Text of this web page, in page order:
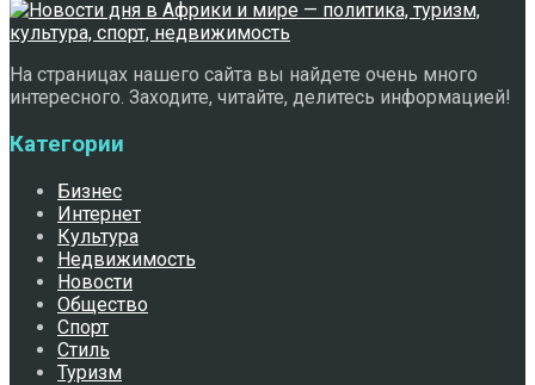
На страницах нашего сайта вы найдете очень много
интересного. Заходите, читайте, делитесь информацией!
Категории
Бизнес
Интернет
Культура
Недвижимость
Новости
Общество
Спорт
Стиль
Туризм